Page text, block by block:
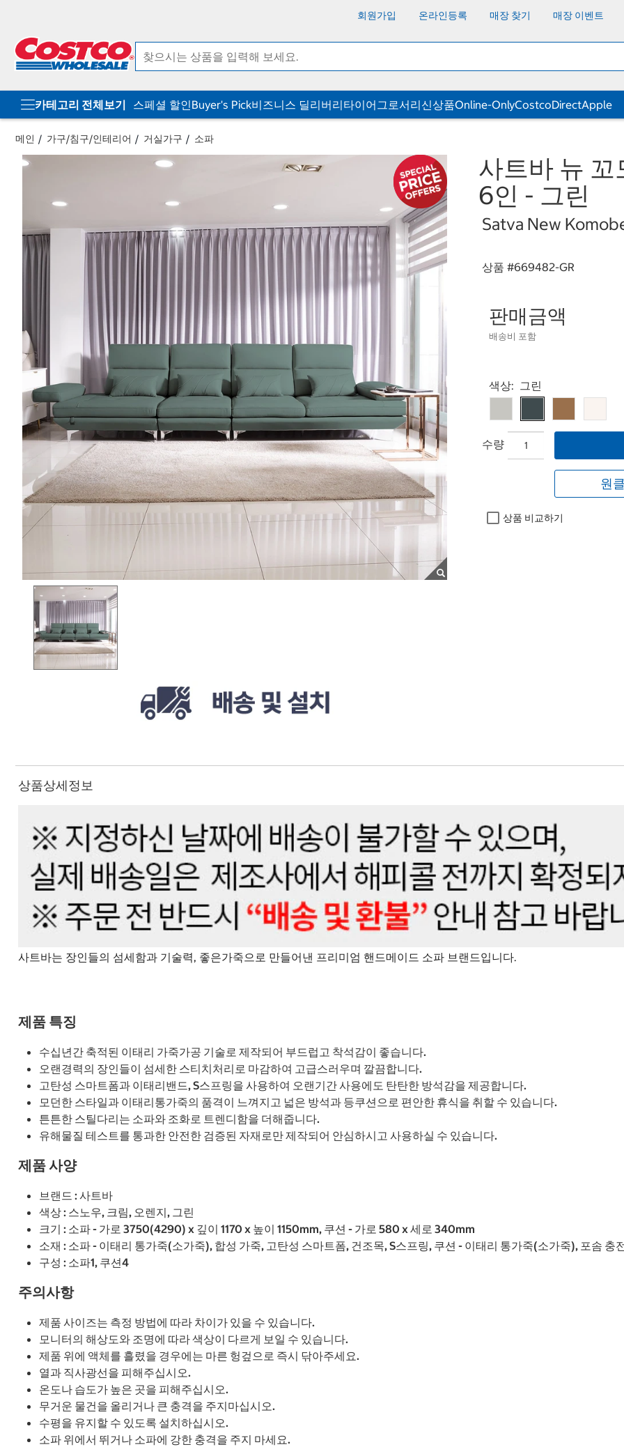
회원가입 온라인등록 매장 찾기 매장 이벤트
카테고리 전체보기 스페셜 할인Buyer's Pick비즈니스 딜리버리타이어그로서리신상품Online-OnlyCostcoDirectApple
메인 가구/침구/인테리어 거실가구 소파
사트바 뉴
6인 - 그린
Satva New
상품 #669482-GR
판매금액
배송비 포함
Select product
색상: 그린
수량
원
상품 비교하기
상품상세정보
사트바는 장인들의 섬세함과 기술력, 좋은가죽으로 만들어낸 프리미엄 핸드메이드 소파 브랜드입니다.
제품 특징
수십년간 축적된 이태리 가죽가공 기술로 제작되어 부드럽고 착석감이 좋습니다.
오랜경력의 장인들이 섬세한 스티치처리로 마감하여 고급스러우며 깔끔합니다.
고탄성 스마트폼과 이태리밴드, S스프링을 사용하여 오랜기간 사용에도 탄탄한 방석감을 제공합니다.
모던한 스타일과 이태리통가죽의 품격이 느껴지고 넓은 방석과 등쿠션으로 편안한 휴식을 취할 수 있습니다.
튼튼한 스틸다리는 소파와 조화로 트렌디함을 더해줍니다.
유해물질 테스트를 통과한 안전한 검증된 자재로만 제작되어 안심하시고 사용하실 수 있습니다.
제품 사양
브랜드 : 사트바
색상 : 스노우, 크림, 오렌지, 그린
크기 : 소파 - 가로 3750(4290) x 깊이 1170 x 높이 1150mm, 쿠션 - 가로 580 x 세로 340mm
소재 : 소파 - 이태리 통가죽(소가죽), 합성 가죽, 고탄성 스마트폼, 건조목, S스프링, 쿠션 - 이태리 통가죽(소가죽), 포솜 충
구성 : 소파1, 쿠션4
주의사항
제품 사이즈는 측정 방법에 따라 차이가 있을 수 있습니다.
모니터의 해상도와 조명에 따라 색상이 다르게 보일 수 있습니다.
제품 위에 액체를 흘렸을 경우에는 마른 헝겊으로 즉시 닦아주세요.
열과 직사광선을 피해주십시오.
온도나 습도가 높은 곳을 피해주십시오.
무거운 물건을 올리거나 큰 충격을 주지마십시오.
수평을 유지할 수 있도록 설치하십시오.
소파 위에서 뛰거나 소파에 강한 충격을 주지 마세요.